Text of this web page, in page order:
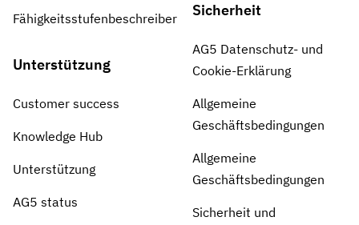
Fähigkeitsstufenbeschreiber
Unterstützung
Customer success
Knowledge Hub
Unterstützung
AG5 status
Sicherheit
AG5 Datenschutz- und
Cookie-Erklärung
Allgemeine
Geschäftsbedingungen
Allgemeine
Geschäftsbedingungen
Sicherheit und